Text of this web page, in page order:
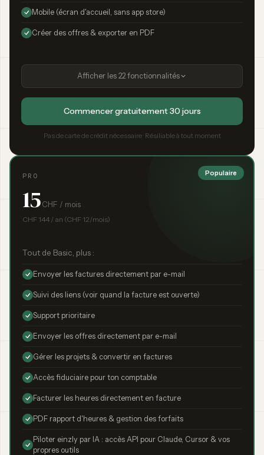
Mobile (écran d'accueil, sans app store)
Créer des offres & exporter en PDF
Afficher les 22 fonctionnalités
Commencer gratuitement 30 jours
Pas de carte de crédit nécessaire · Résiliable à tout moment
Populaire
PRO
15 CHF / mois
CHF 144 / an (CHF 12/mois)
Tout de Basic, plus :
Envoyer les factures directement par e-mail
Suivi des liens (voir quand la facture est ouverte)
Support prioritaire
Envoyer les offres directement par e-mail
Gérer les projets & convertir en factures
Accès fiduciaire pour ton comptable
Facturer les heures directement en facture
PDF rapport d'heures & gestion des forfaits
Piloter einzly par IA : accès API pour Claude, Cursor & vos
propres outils